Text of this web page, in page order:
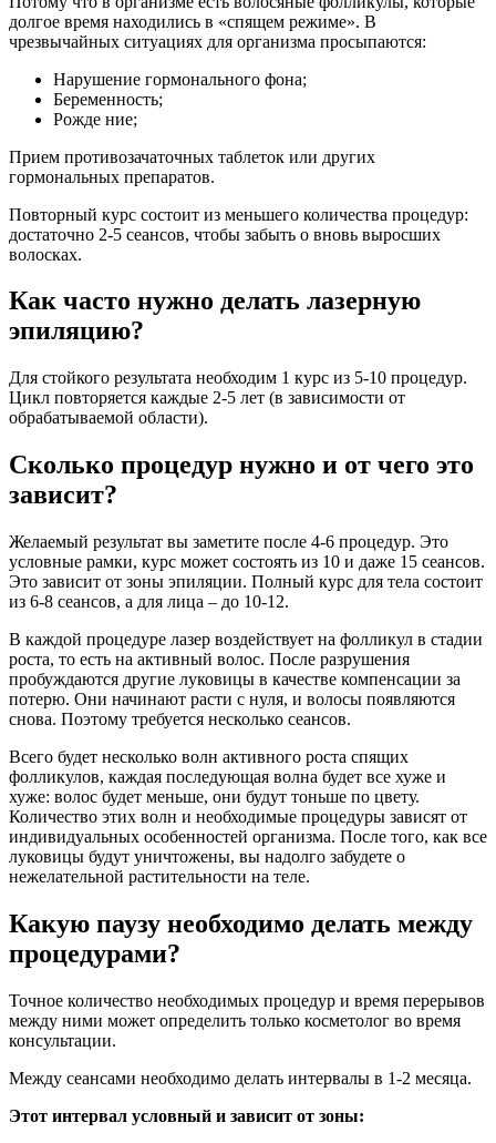
долгое время находились в «спящем режиме». В
чрезвычайных ситуациях для организма просыпаются:
Нарушение гормонального фона;
Беременность;
Рожде ние;
Прием противозачаточных таблеток или других
гормональных препаратов.
Повторный курс состоит из меньшего количества процедур:
достаточно 2-5 сеансов, чтобы забыть о вновь выросших
волосках.
Как часто нужно делать лазерную
эпиляцию?
Для стойкого результата необходим 1 курс из 5-10 процедур.
Цикл повторяется каждые 2-5 лет (в зависимости от
обрабатываемой области).
Сколько процедур нужно и от чего это
зависит?
Желаемый результат вы заметите после 4-6 процедур. Это
условные рамки, курс может состоять из 10 и даже 15 сеансов.
Это зависит от зоны эпиляции. Полный курс для тела состоит
из 6-8 сеансов, а для лица – до 10-12.
В каждой процедуре лазер воздействует на фолликул в стадии
роста, то есть на активный волос. После разрушения
пробуждаются другие луковицы в качестве компенсации за
потерю. Они начинают расти с нуля, и волосы появляются
снова. Поэтому требуется несколько сеансов.
Всего будет несколько волн активного роста спящих
фолликулов, каждая последующая волна будет все хуже и
хуже: волос будет меньше, они будут тоньше по цвету.
Количество этих волн и необходимые процедуры зависят от
индивидуальных особенностей организма. После того, как все
луковицы будут уничтожены, вы надолго забудете о
нежелательной растительности на теле.
Какую паузу необходимо делать между
процедурами?
Точное количество необходимых процедур и время перерывов
между ними может определить только косметолог во время
консультации.
Между сеансами необходимо делать интервалы в 1-2 месяца.
Этот интервал условный и зависит от зоны: